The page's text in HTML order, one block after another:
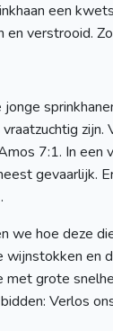
een
verstrooid.
7:1. In een
gevaarlijk.
we hoe deze
grote
Verlos